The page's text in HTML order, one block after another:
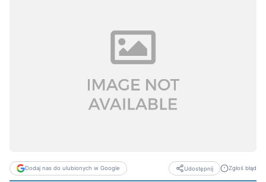
Dodaj nas do ulubionych w Google Udostępnij Zgłoś błąd